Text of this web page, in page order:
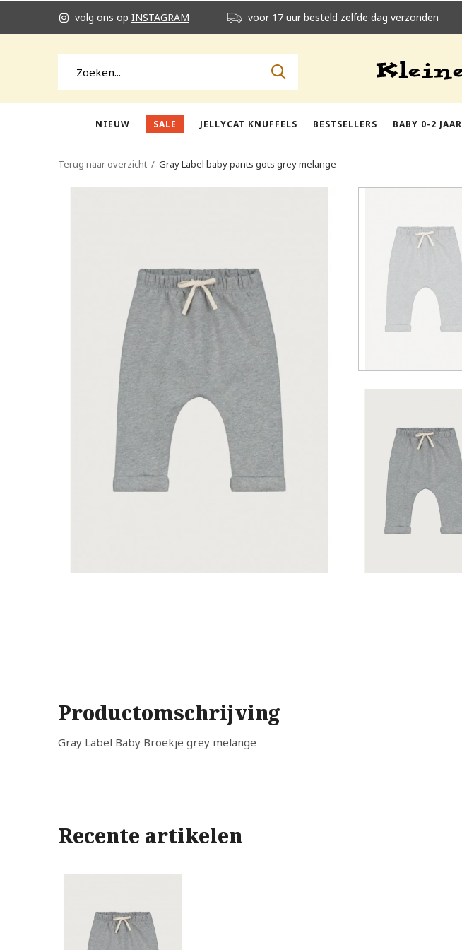
NIEUW SALE JELLYCAT KNUFFELS BESTSELLERS BABY 0-2 JAAR
volg ons op INSTAGRAM voor 17 uur besteld zelfde dag verzonden
Terug naar overzicht Gray Label baby pants gots grey melange
Productomschrijving
Gray Label Baby Broekje grey melange
Recente artikelen